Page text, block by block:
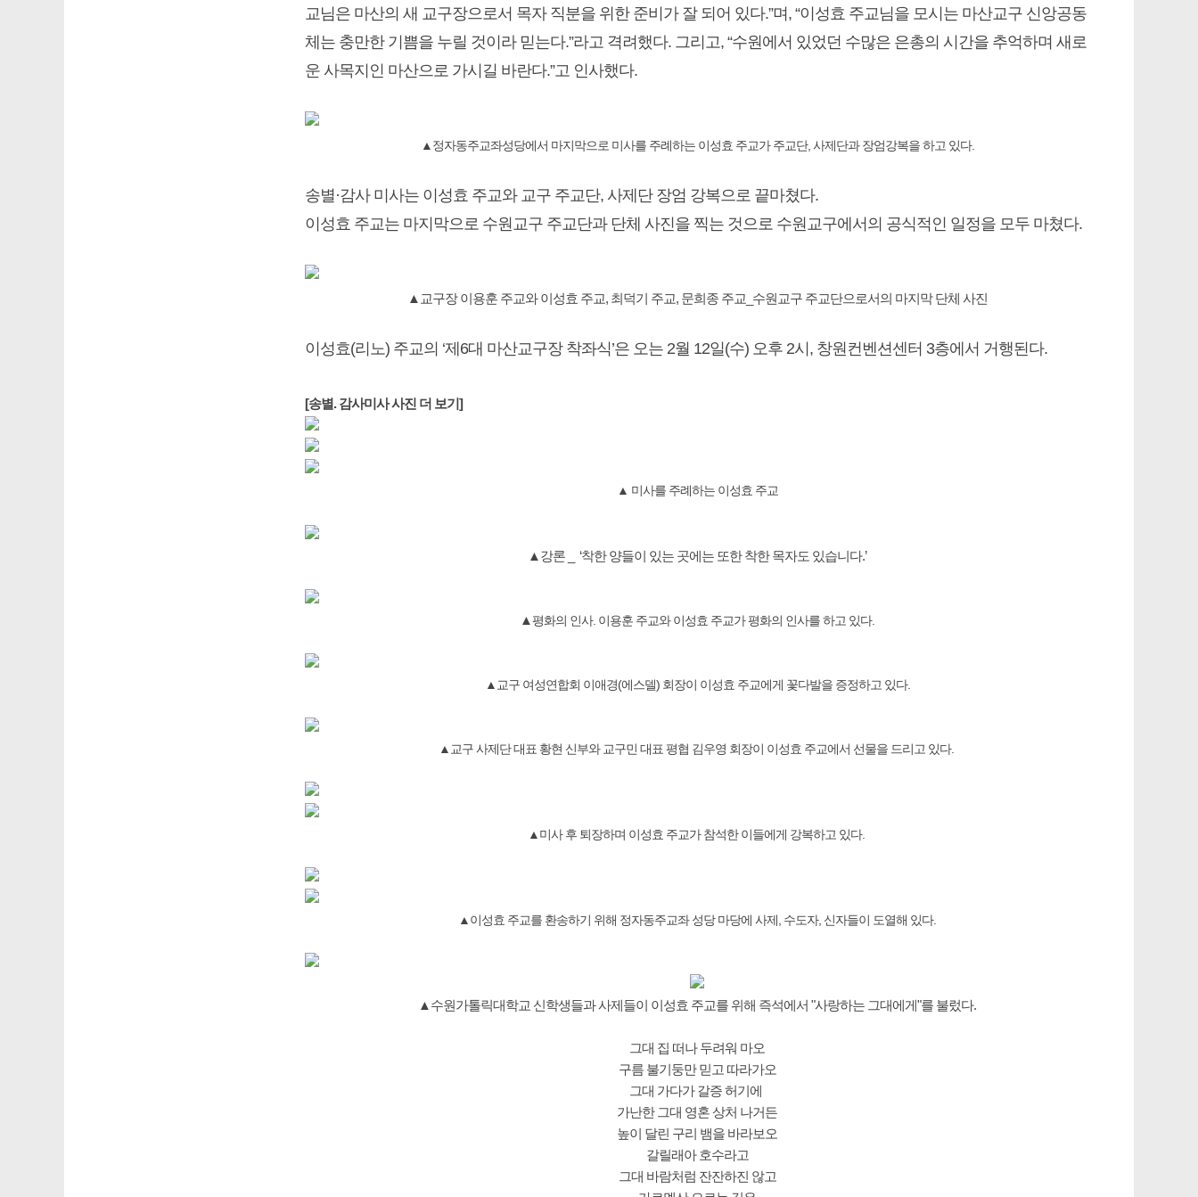
교님은 마산의 새 교구장으로서 목자 직분을 위한 준비가 잘 되어 있다.”며, “이성효 주교님을 모시는 마산교구 신앙공동
체는 충만한 기쁨을 누릴 것이라 믿는다.”라고 격려했다. 그리고, “수원에서 있었던 수많은 은총의 시간을 추억하며 새로
운 사목지인 마산으로 가시길 바란다.”고 인사했다.
▲정자동주교좌성당에서 마지막으로 미사를 주례하는 이성효 주교가 주교단, 사제단과 장엄강복을 하고 있다.
송별·감사 미사는 이성효 주교와 교구 주교단, 사제단 장엄 강복으로 끝마쳤다.
이성효 주교는 마지막으로 수원교구 주교단과 단체 사진을 찍는 것으로 수원교구에서의 공식적인 일정을 모두 마쳤다.
▲교구장 이용훈 주교와 이성효 주교, 최덕기 주교, 문희종 주교_수원교구 주교단으로서의 마지막 단체 사진
이성효(리노) 주교의 ‘제6대 마산교구장 착좌식’은 오는 2월 12일(수) 오후 2시, 창원컨벤션센터 3층에서 거행된다.
[송별. 감사미사 사진 더 보기]
▲ 미사를 주례하는 이성효 주교
▲강론 _ ‘착한 양들이 있는 곳에는 또한 착한 목자도 있습니다.’
▲평화의 인사. 이용훈 주교와 이성효 주교가 평화의 인사를 하고 있다.
▲ 교구 여성연합회 이애경(에스델) 회장이 이성효 주교에게 꽃다발을 증정하고 있다.
▲교구 사제단 대표 황현 신부와 교구민 대표 평협 김우영 회장이 이성효 주교에서 선물을 드리고 있다.
▲미사 후 퇴장하며 이성효 주교가 참석한 이들에게 강복하고 있다.
▲이성효 주교를 환송하기 위해 정자동주교좌 성당 마당에 사제, 수도자, 신자들이 도열해 있다.
▲수원가톨릭대학교 신학생들과 사제들이 이성효 주교를 위해 즉석에서 "사랑하는 그대에게"를 불렀다.
그대 집 떠나 두려워 마오
구름 불기둥만 믿고 따라가오
그대 가다가 갈증 허기에
가난한 그대 영혼 상처 나거든
높이 달린 구리 뱀을 바라보오
갈릴래아 호수라고
그대 바람처럼 잔잔하진 않고